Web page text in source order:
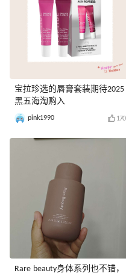
宝拉珍选的唇膏套装期待2025
黑五海淘购入
pink1990 170
Rare beauty身体系列也不错，